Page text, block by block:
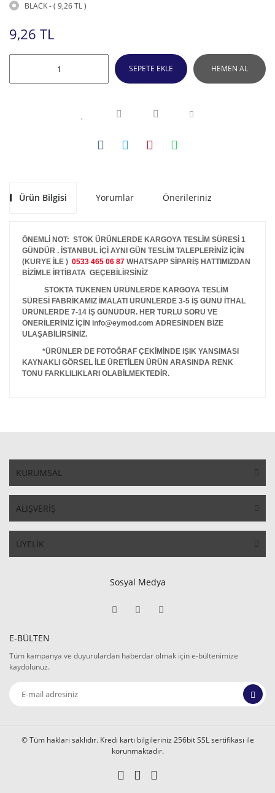
BLACK - ( 9,26 TL )
9,26 TL
SEPETE EKLE HEMEN AL
Ürün Bilgisi Yorumlar Önerileriniz
ÖNEMLİ NOT: STOK ÜRÜNLERDE KARGOYA TESLİM SÜRESİ 1
GÜNDÜR . İSTANBUL İÇİ AYNI GÜN TESLİM TALEPLERİNİZ İÇİN
(KURYE İLE ) 0533 465 06 87 WHATSAPP SİPARİŞ HATTIMIZDAN
BİZİMLE İRTİBATA GEÇEBİLİRSİNİZ
STOKTA TÜKENEN ÜRÜNLERDE KARGOYA TESLİM
SÜRESİ FABRİKAMIZ İMALATI ÜRÜNLERDE 3-5 İŞ GÜNÜ İTHAL
ÜRÜNLERDE 7-14 İŞ GÜNÜDÜR. HER TÜRLÜ SORU VE
ÖNERİLERİNİZ İÇİN info@eymod.com ADRESİNDEN BİZE
ULAŞABİLİRSİNİZ.
*ÜRÜNLER DE FOTOĞRAF ÇEKİMİNDE IŞIK YANSIMASI
KAYNAKLI GÖRSEL İLE ÜRETİLEN ÜRÜN ARASINDA RENK
TONU FARKLILIKLARI OLABİLMEKTEDİR.
KURUMSAL
ALIŞVERİŞ
ÜYELİK
Sosyal Medya
E-BÜLTEN
Tüm kampanya ve duyurulardan haberdar olmak için e-bültenimize
kaydolunuz.
© Tüm hakları saklıdır. Kredi kartı bilgileriniz 256bit SSL sertifikası ile
korunmaktadır.